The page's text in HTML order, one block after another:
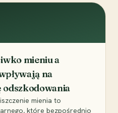
mieniu a
na
odszkodowania
mienia to
które bezpośrednio